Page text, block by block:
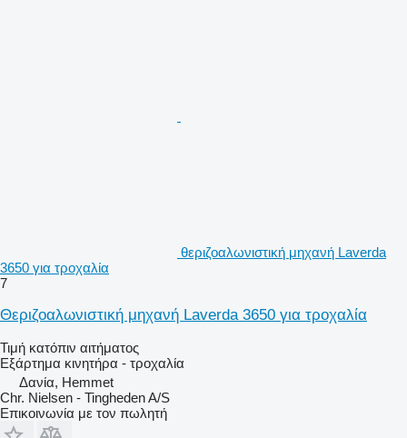
θεριζοαλωνιστική μηχανή Laverda
3650 για τροχαλία
7
Θεριζοαλωνιστική μηχανή Laverda 3650 για τροχαλία
Τιμή κατόπιν αιτήματος
Εξάρτημα κινητήρα - τροχαλία
Δανία, Hemmet
Chr. Nielsen - Tingheden A/S
Επικοινωνία με τον πωλητή